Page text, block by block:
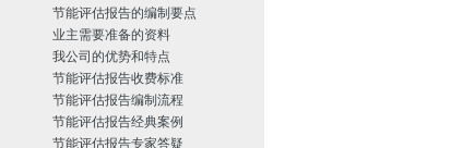
节能评估报告的编制要点
业主需要准备的资料
我公司的优势和特点
节能评估报告收费标准
节能评估报告编制流程
节能评估报告经典案例
节能评估报告专家答疑